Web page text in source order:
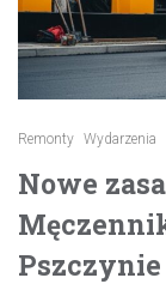
Remonty Wydarzenia
Nowe